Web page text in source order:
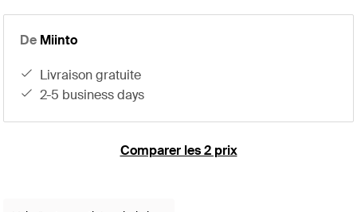
De Miinto
livraison gratuite
2-5 business days
Comparer les 2 prix